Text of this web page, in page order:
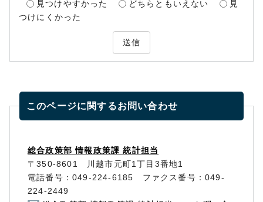
見つけやすかった
どちらともいえない
見
つけにくかった
送信
このページに関するお問い合わせ
総合政策部 情報政策課 統計担当
〒350-8601 川越市元町1丁目3番地1
電話番号：049-224-6185 ファクス番号：049-
224-2449